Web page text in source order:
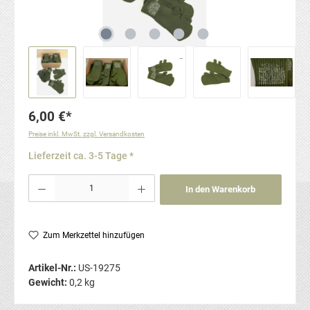
6,00 €*
Preise inkl. MwSt. zzgl. Versandkosten
Lieferzeit ca. 3-5 Tage *
Produkt Anzahl: Gib den gewünschten Wert ein oder benutze die Schaltflächen um die
In den Warenkorb
Zum Merkzettel hinzufügen
Artikel-Nr.: US-19275
Gewicht: 0,2 kg